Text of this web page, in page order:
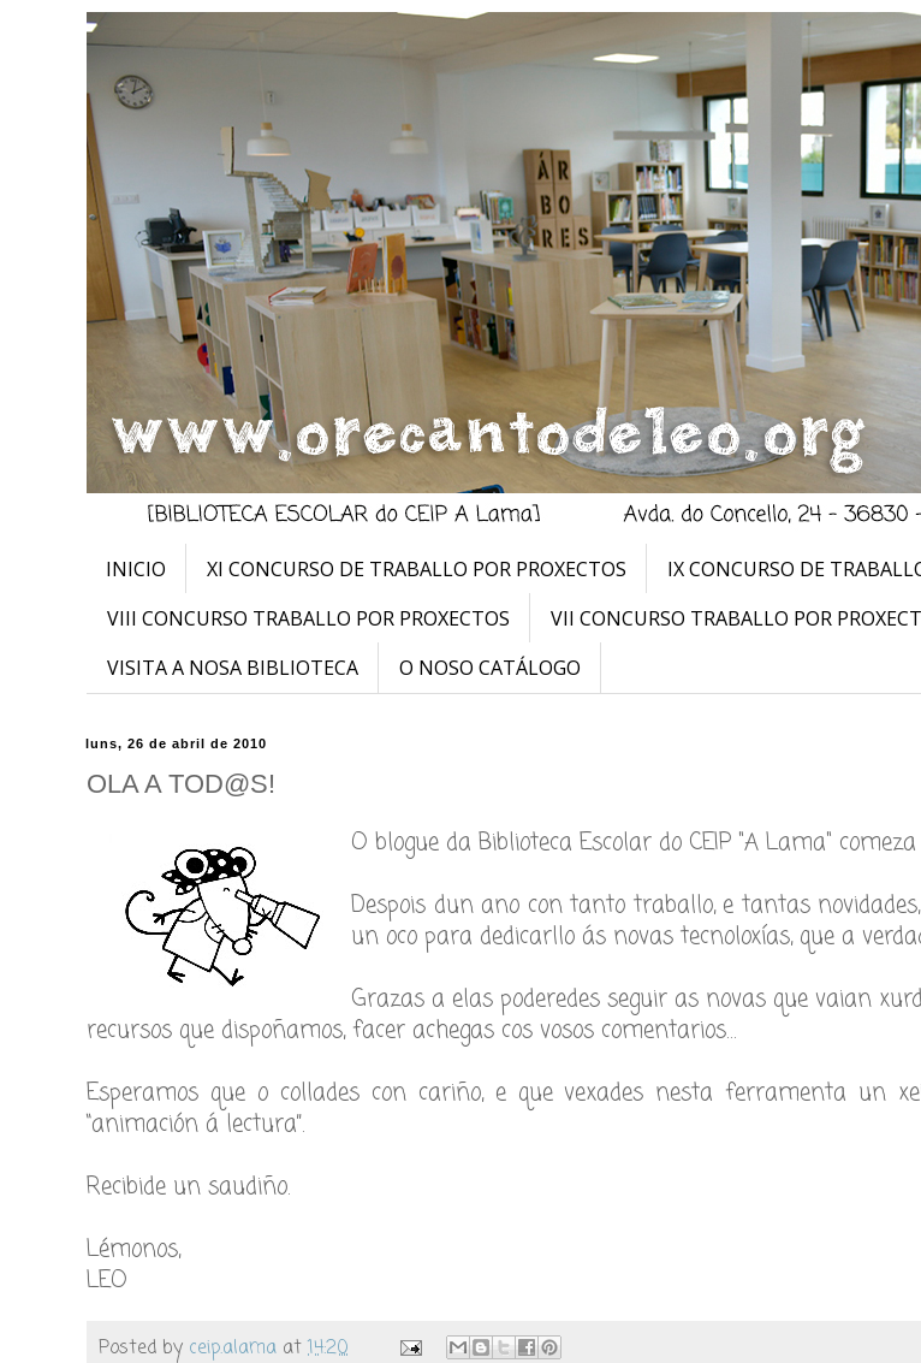
INICIO XI CONCURSO DE TRABALLO POR PROXECTOS
IX CONCURSO DE
VIII CONCURSO TRABALLO POR PROXECTOS
VII CONCURSO TRABALLO POR
VISITA A NOSA BIBLIOTECA
O NOSO CATÁLOGO
luns, 26 de abril de 2010
OLA A TOD@S!
O blogue da Biblioteca Escolar do CEIP "A Lama"
Despois dun ano con tanto traballo, e tantas
un oco para dedicarllo ás novas tecnoloxías, que a
Grazas a elas poderedes seguir as novas que vaian
recursos que dispoñamos, facer achegas cos vosos comentarios…
Esperamos que o collades con cariño, e que vexades nesta ferramenta un
“animación á lectura”.
Recibide un saudiño.
Lémonos,
LEO
Posted by ceip.alama at 14:20